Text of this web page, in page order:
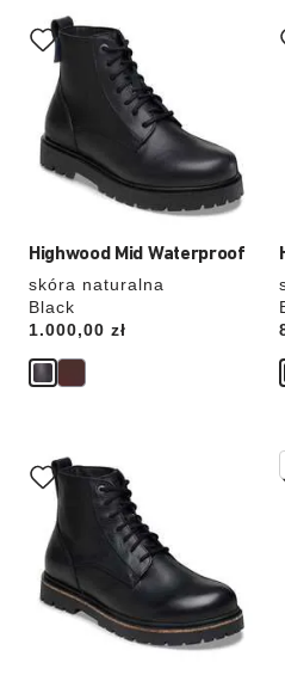
Highwood Mid Waterproof
skóra naturalna
Black
Price:
1.000,00 zł
Wybranie
koloru
spowoduje
zmianę
zdjęcia
produktu
koloru
spowoduje
zmianę
zdjęcia
produktu